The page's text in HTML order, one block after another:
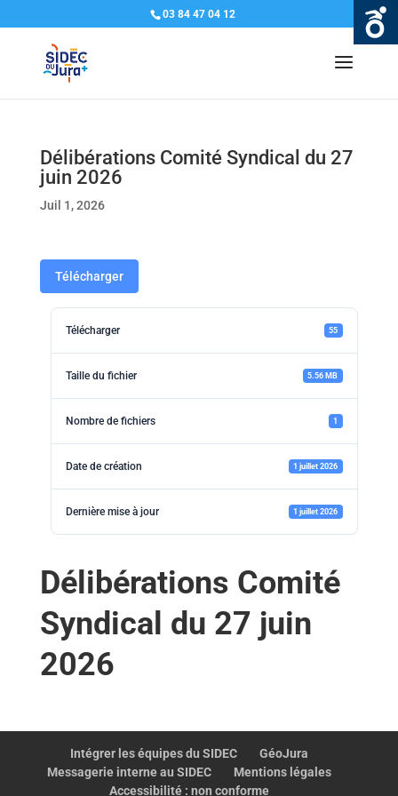
03 84 47 04 12
Délibérations Comité Syndical du 27
juin 2026
Juil 1, 2026
Télécharger
Télécharger 55
Taille du fichier 5.56 MB
Nombre de fichiers 1
Date de création 1 juillet 2026
Dernière mise à jour 1 juillet 2026
Délibérations Comité
Syndical du 27 juin
2026
Intégrer les équipes du SIDEC
GéoJura
Messagerie interne au SIDEC
Mentions légales
Accessibilité : non conforme